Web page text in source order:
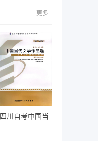
更多+
四川自考中国当